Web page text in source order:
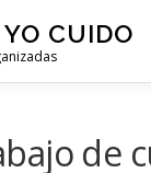
CUIDO
de